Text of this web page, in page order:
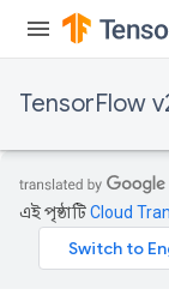
TensorFlow
এই পৃষ্ঠাটিCloud